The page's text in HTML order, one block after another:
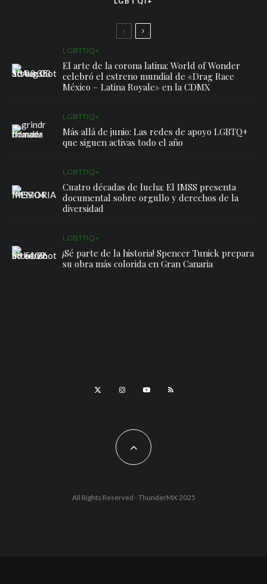
LGBTTIQ+
El arte de la corona latina: World of Wonder
celebró el estreno mundial de «Drag Race
México – Latina Royale» en la CDMX
LGBTTIQ+
Más allá de junio: Las redes de apoyo LGBTQ+
que siguen activas todo el año
LGBTTIQ+
Cuatro décadas de lucha: El IMSS presenta
documental sobre orgullo y derechos de la
diversidad
LGBTTIQ+
¡Sé parte de la historia! Spencer Tunick prepara
su obra más colorida en Gran Canaria
All Rights Reserved - ThunderMX 2025